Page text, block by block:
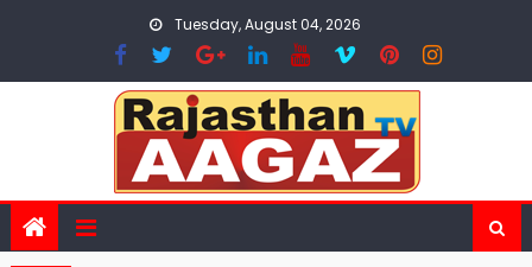
Tuesday, August 04, 2026